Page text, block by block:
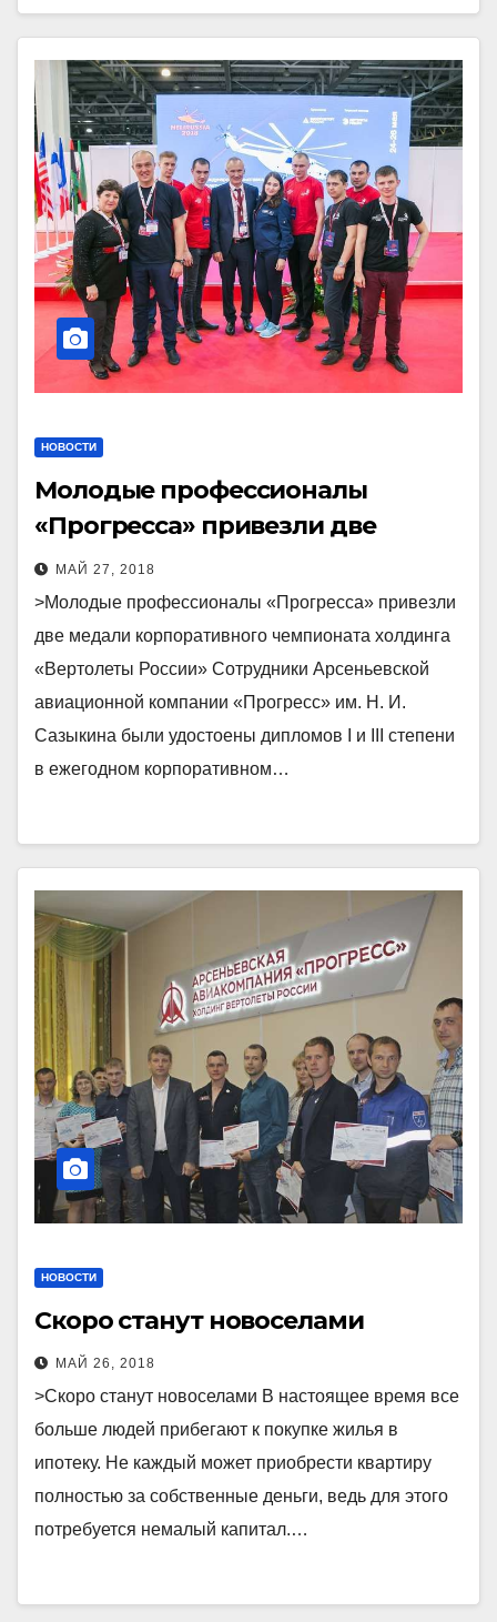
НОВОСТИ
Молодые профессионалы
«Прогресса» привезли две
медали корпоративного
чемпионата холдинга
«Вертолеты России»
МАЙ 27, 2018
>Молодые профессионалы «Прогресса» привезли
две медали корпоративного чемпионата холдинга
«Вертолеты России» Сотрудники Арсеньевской
авиационной компании «Прогресс» им. Н. И.
Сазыкина были удостоены дипломов I и III степени
в ежегодном корпоративном…
НОВОСТИ
Скоро станут новоселами
МАЙ 26, 2018
>Скоро станут новоселами В настоящее время все
больше людей прибегают к покупке жилья в
ипотеку. Не каждый может приобрести квартиру
полностью за собственные деньги, ведь для этого
потребуется немалый капитал.…